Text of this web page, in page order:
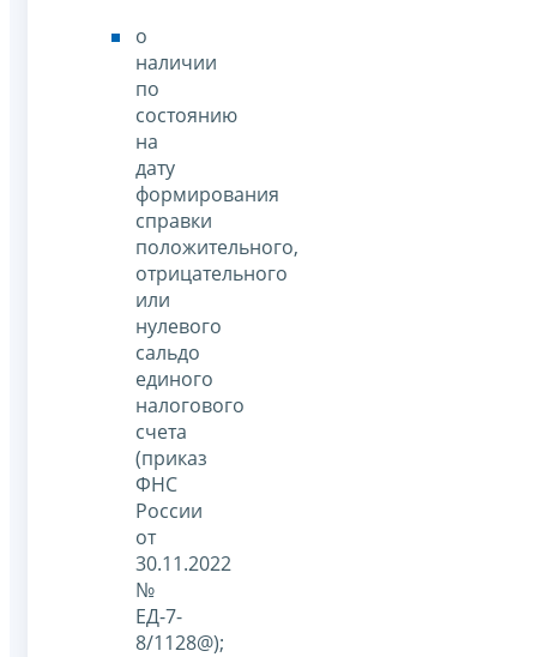
о
наличии
по
состоянию
на
дату
формирования
справки
положительного,
отрицательного
или
нулевого
сальдо
единого
налогового
счета
(приказ
ФНС
России
от
30.11.2022
№
ЕД-7-
8/1128@);